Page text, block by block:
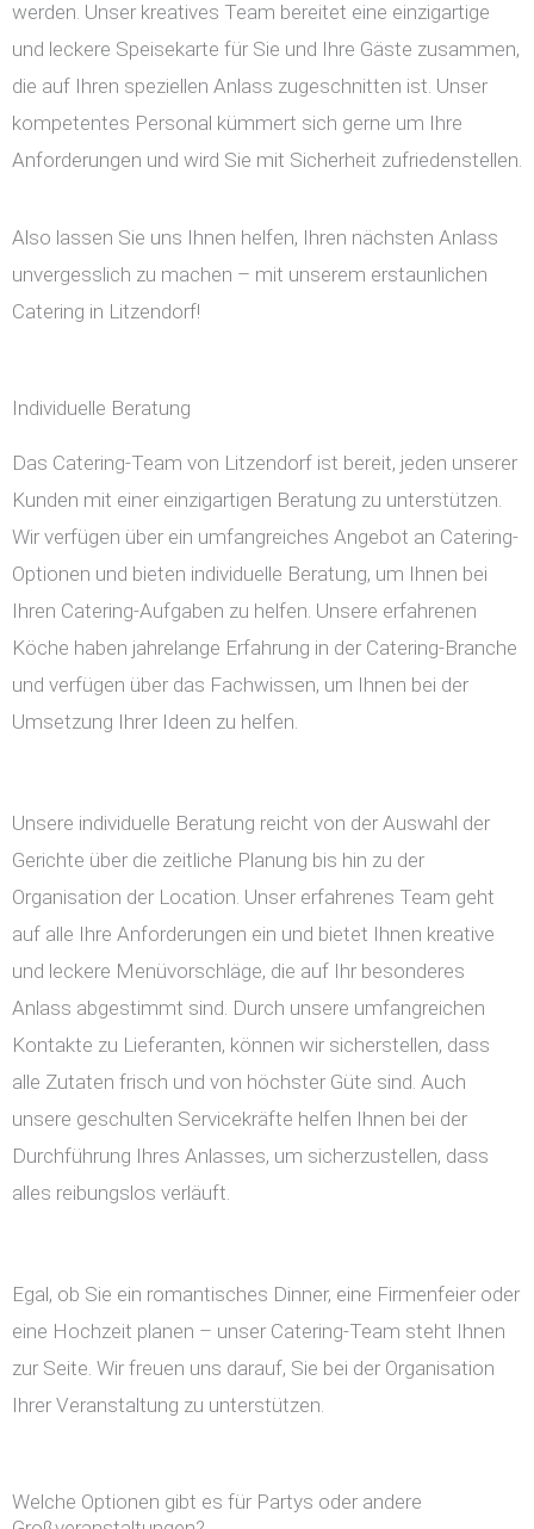
werden. Unser kreatives Team bereitet eine einzigartige
und leckere Speisekarte für Sie und Ihre Gäste zusammen,
die auf Ihren speziellen Anlass zugeschnitten ist. Unser
kompetentes Personal kümmert sich gerne um Ihre
Anforderungen und wird Sie mit Sicherheit zufriedenstellen.
Also lassen Sie uns Ihnen helfen, Ihren nächsten Anlass
unvergesslich zu machen – mit unserem erstaunlichen
Catering in Litzendorf!
Individuelle Beratung
Das Catering-Team von Litzendorf ist bereit, jeden unserer
Kunden mit einer einzigartigen Beratung zu unterstützen.
Wir verfügen über ein umfangreiches Angebot an Catering-
Optionen und bieten individuelle Beratung, um Ihnen bei
Ihren Catering-Aufgaben zu helfen. Unsere erfahrenen
Köche haben jahrelange Erfahrung in der Catering-Branche
und verfügen über das Fachwissen, um Ihnen bei der
Umsetzung Ihrer Ideen zu helfen.
Unsere individuelle Beratung reicht von der Auswahl der
Gerichte über die zeitliche Planung bis hin zu der
Organisation der Location. Unser erfahrenes Team geht
auf alle Ihre Anforderungen ein und bietet Ihnen kreative
und leckere Menüvorschläge, die auf Ihr besonderes
Anlass abgestimmt sind. Durch unsere umfangreichen
Kontakte zu Lieferanten, können wir sicherstellen, dass
alle Zutaten frisch und von höchster Güte sind. Auch
unsere geschulten Servicekräfte helfen Ihnen bei der
Durchführung Ihres Anlasses, um sicherzustellen, dass
alles reibungslos verläuft.
Egal, ob Sie ein romantisches Dinner, eine Firmenfeier oder
eine Hochzeit planen – unser Catering-Team steht Ihnen
zur Seite. Wir freuen uns darauf, Sie bei der Organisation
Ihrer Veranstaltung zu unterstützen.
Welche Optionen gibt es für Partys oder andere